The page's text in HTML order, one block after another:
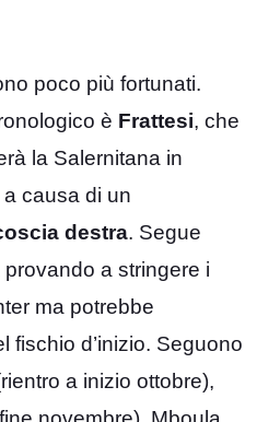
poco più fortunati.
è Frattesi, che
la Salernitana in
causa di un
destra. Segue
provando a stringere i
ma potrebbe
fischio d’inizio. Seguono
a inizio ottobre),